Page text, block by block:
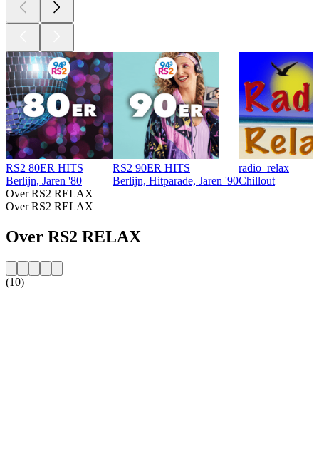
RS2 80ER HITS
Berlijn, Jaren '80
RS2 90ER HITS
Berlijn, Hitparade, Jaren '90
radio_relax
Chillout
Over RS2 RELAX
Over RS2 RELAX
Over RS2 RELAX
(10)